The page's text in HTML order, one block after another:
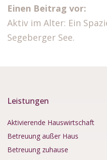
Einen Beitrag vor:
Aktiv im Alter: Ein
Segeberger See.
Leistungen
Aktivierende Hauswirtschaft
Betreuung außer Haus
Betreuung zuhause